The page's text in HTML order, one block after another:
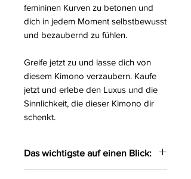
femininen Kurven zu betonen und
dich in jedem Moment selbstbewusst
und bezaubernd zu fühlen.
Greife jetzt zu und lasse dich von
diesem Kimono verzaubern. Kaufe
jetzt und erlebe den Luxus und die
Sinnlichkeit, die dieser Kimono dir
schenkt.
Das wichtigste auf einen Blick: